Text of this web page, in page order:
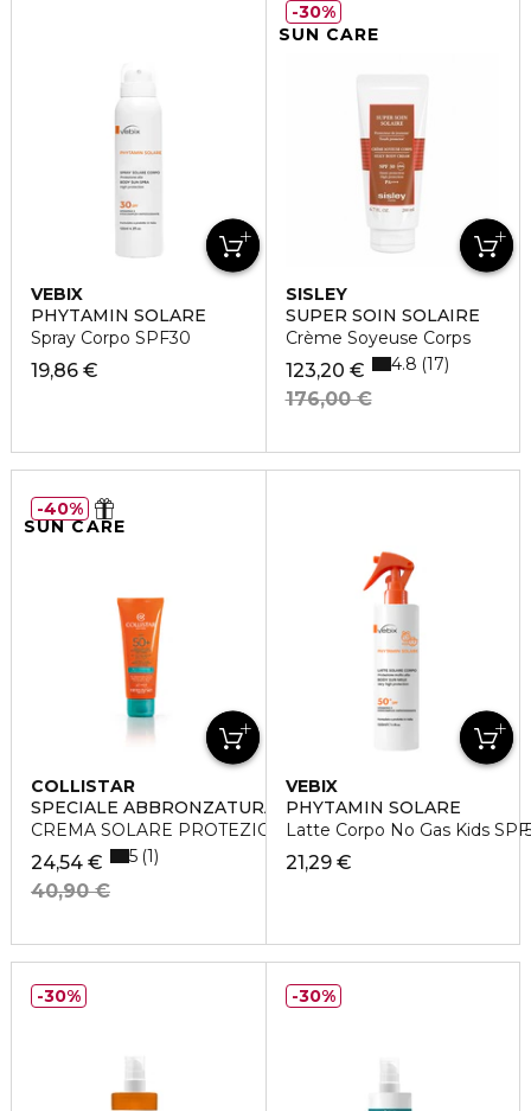
VEBIX
PHYTAMIN SOLARE
Spray Corpo SPF30
19,86 €
SUN CARE
SISLEY
SUPER SOIN SOLAIRE
Crème Soyeuse Corps
123,20 €
176,00 €
4.8 17
30%
SUN CARE
COLLISTAR
SPECIALE ABBRONZATURA PERFETTA
CREMA SOLARE PROTEZIONE ATTIVA VISO-CORPO SPF
24,54 €
40,90 €
5 1
40%
VEBIX
PHYTAMIN SOLARE
Latte Corpo No Gas Kids
21,29 €
30% 30%